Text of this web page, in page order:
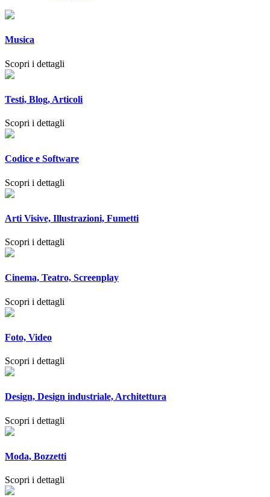
Musica
Scopri i dettagli
Testi, Blog, Articoli
Scopri i dettagli
Codice e Software
Scopri i dettagli
Arti Visive, Illustrazioni, Fumetti
Scopri i dettagli
Cinema, Teatro, Screenplay
Scopri i dettagli
Foto, Video
Scopri i dettagli
Design, Design industriale, Architettura
Scopri i dettagli
Moda, Bozzetti
Scopri i dettagli